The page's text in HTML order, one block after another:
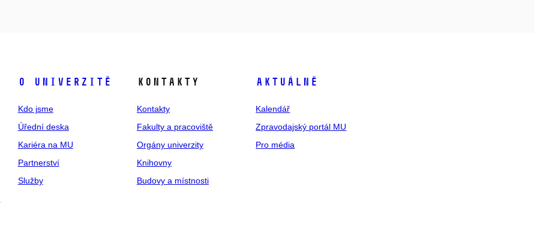
O univerzitě
Kdo jsme
Úřední deska
Kariéra na MU
Partnerství
Služby
Kontakty
Kontakty
Fakulty a pracoviště
Orgány univerzity
Knihovny
Budovy a místnosti
Aktuálně
Kalendář
Zpravodajský portál MU
Pro média